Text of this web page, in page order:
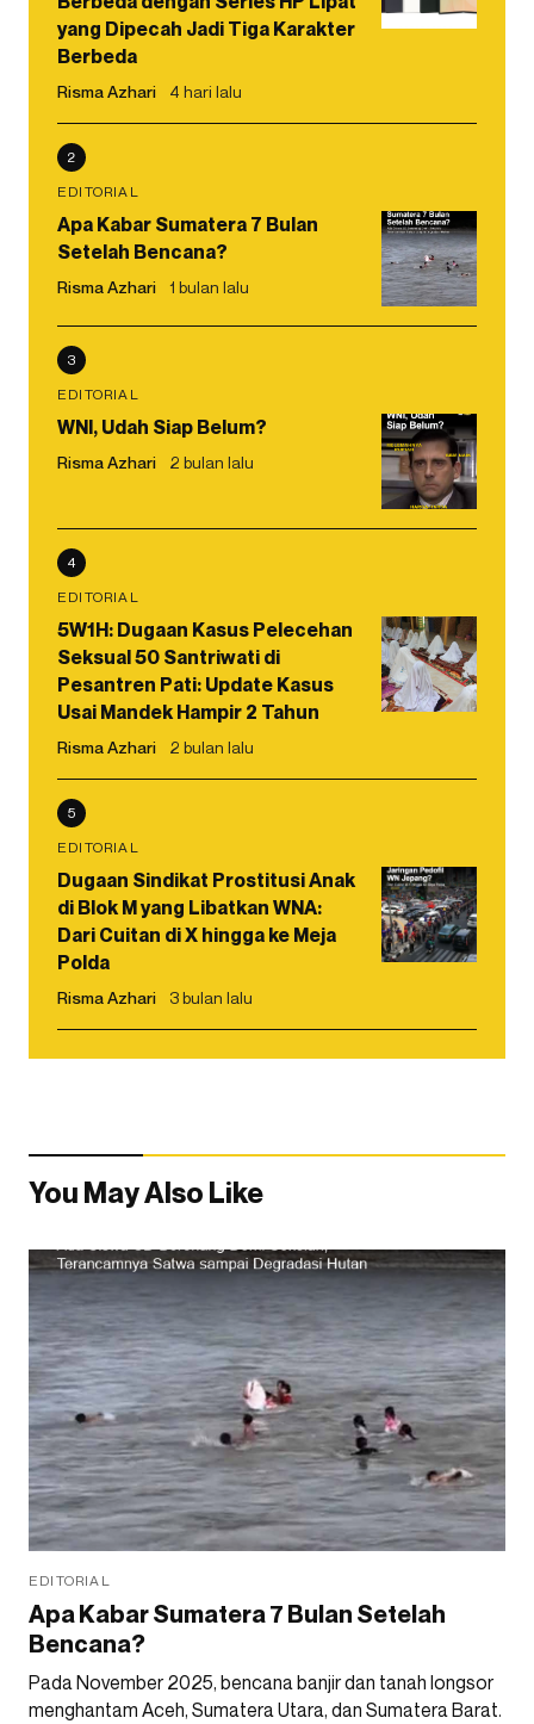
yang Dipecah Jadi Tiga Karakter
Berbeda
Risma Azhari 4 hari lalu
2
EDITORIAL
Apa Kabar Sumatera 7 Bulan
Setelah Bencana?
Risma Azhari 1 bulan lalu
3
EDITORIAL
WNI, Udah Siap Belum?
Risma Azhari 2 bulan lalu
4
EDITORIAL
5W1H: Dugaan Kasus Pelecehan
Seksual 50 Santriwati di
Pesantren Pati: Update Kasus
Usai Mandek Hampir 2 Tahun
Risma Azhari 2 bulan lalu
5
EDITORIAL
Dugaan Sindikat Prostitusi Anak
di Blok M yang Libatkan WNA:
Dari Cuitan di X hingga ke Meja
Polda
Risma Azhari 3 bulan lalu
You May Also Like
EDITORIAL
Apa Kabar Sumatera 7 Bulan Setelah
Bencana?
Pada November 2025, bencana banjir dan tanah longsor
menghantam Aceh, Sumatera Utara, dan Sumatera Barat.